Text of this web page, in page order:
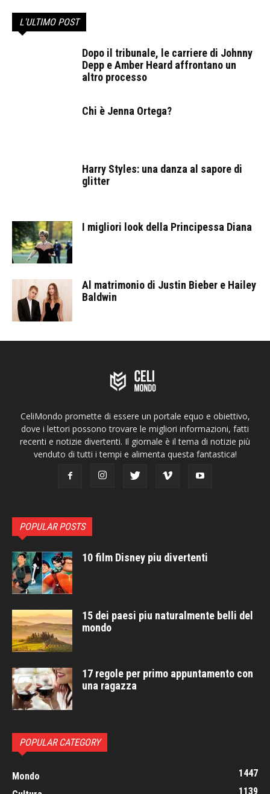
L'ULTIMO POST
Dopo il tribunale, le carriere di Johnny
Depp e Amber Heard affrontano un
altro processo
Chi è Jenna Ortega?
Harry Styles: una danza al sapore di
glitter
I migliori look della Principessa Diana
Al matrimonio di Justin Bieber e Hailey
Baldwin
CeliMondo promette di essere un portale equo e obiettivo,
dove i lettori possono trovare le migliori informazioni, fatti
recenti e notizie divertenti. Il giornale è il tema di notizie più
venduto di tutti i tempi e alimenta questa fantastica!
POPULAR POSTS
10 film Disney piu divertenti
15 dei paesi piu naturalmente belli del
mondo
17 regole per primo appuntamento con
una ragazza
POPULAR CATEGORY
Mondo
1447
1139